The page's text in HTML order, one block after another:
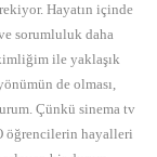
Hayatın içinde
sorumluluk daha
ile yaklaşık
de olması,
Çünkü sinema tv
öğrencilerin hayalleri